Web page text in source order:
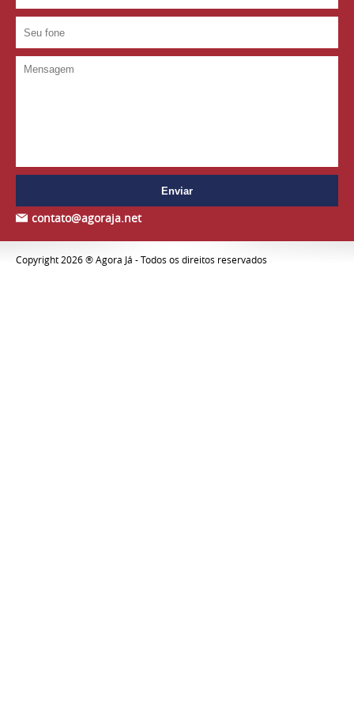
contato@agoraja.net
Copyright 2026 ® Agora Já - Todos os direitos reservados